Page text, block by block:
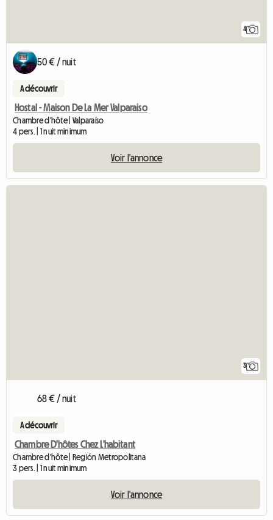
4
50 € / nuit
A découvrir
Hostal - Maison De La Mer Valparaiso
Chambre d'hôte | Valparaíso
4 pers. | 1 nuit minimum
Voir l'annonce
3
68 € / nuit
A découvrir
Chambre D'hôtes Chez L'habitant
Chambre d'hôte | Región Metropolitana
3 pers. | 1 nuit minimum
Voir l'annonce